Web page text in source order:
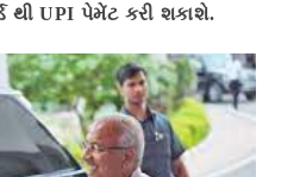
થી UPI પેમેંટ કરી શકાશે.